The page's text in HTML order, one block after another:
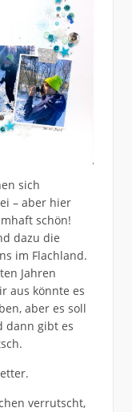
sich
– aber hier
schön!
dazu die
im Flachland.
Jahren
aus könnte es
aber es soll
dann gibt es
verrutscht,